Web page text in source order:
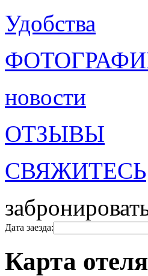
Удобства
новости
ОТЗЫВЫ
СВЯЖИТЕСЬ
Дата заезда:
Карта отеля